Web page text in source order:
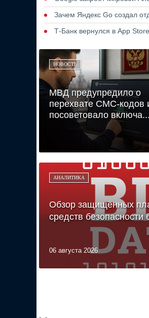
Зачем Яндекс Go создал
Т-Банк вернулся в App
НОВОСТЬ
МВД предупредило о
перехвате СМС-кодов
посоветовало включа...
АНАЛИТИКА
Обзор защищённых
средств
06 августа 2026